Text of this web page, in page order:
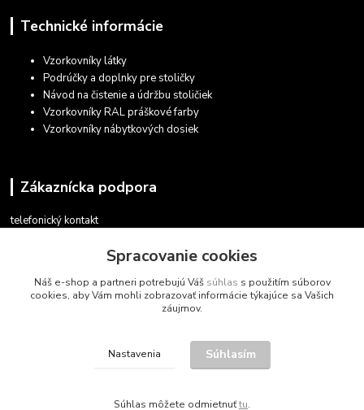
Technické informácie
Vzorkovníky látky
Podrúčky a doplnky pre stoličky
Návod na čistenie a údržbu stoličiek
Vzorkovníky RAL práškové farby
Vzorkovníky nábytkových dosiek
Zákaznícka podpora
telefonický kontakt
v pracovných dňoch 08.30 - 16.00
obchod@marketsk.sk
© 2013 - 2026
Spracovanie cookies
Náš e-shop a partneri potrebujú Váš súhlas s použitím súborov
cookies, aby Vám mohli zobrazovať informácie týkajúce sa Vašich
záujmov.
Nastavenia Súhlasím
Súhlas môžete odmietnuťtu.